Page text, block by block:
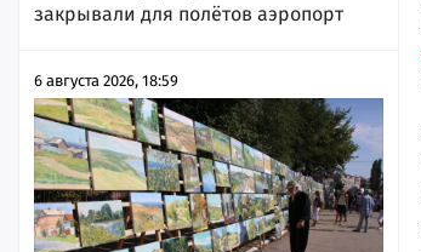
закрывали для полётов аэропорт
6 августа 2026, 18:59